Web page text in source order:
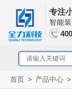
专注
智能
首页 > 产品中心 >